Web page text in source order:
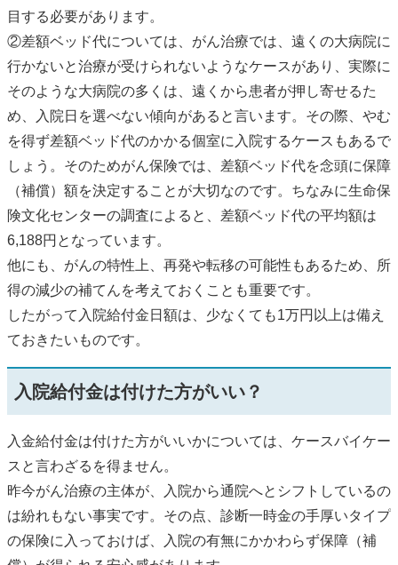
目する必要があります。
②差額ベッド代については、がん治療では、遠くの大病院に
行かないと治療が受けられないようなケースがあり、実際に
そのような大病院の多くは、遠くから患者が押し寄せるた
め、入院日を選べない傾向があると言います。その際、やむ
を得ず差額ベッド代のかかる個室に入院するケースもあるで
しょう。そのためがん保険では、差額ベッド代を念頭に保障
（補償）額を決定することが大切なのです。ちなみに生命保
険文化センターの調査によると、差額ベッド代の平均額は
6,188円となっています。
他にも、がんの特性上、再発や転移の可能性もあるため、所
得の減少の補てんを考えておくことも重要です。
したがって入院給付金日額は、少なくても1万円以上は備え
ておきたいものです。
入院給付金は付けた方がいい？
入金給付金は付けた方がいいかについては、ケースバイケー
スと言わざるを得ません。
昨今がん治療の主体が、入院から通院へとシフトしているの
は紛れもない事実です。その点、診断一時金の手厚いタイプ
の保険に入っておけば、入院の有無にかかわらず保障（補